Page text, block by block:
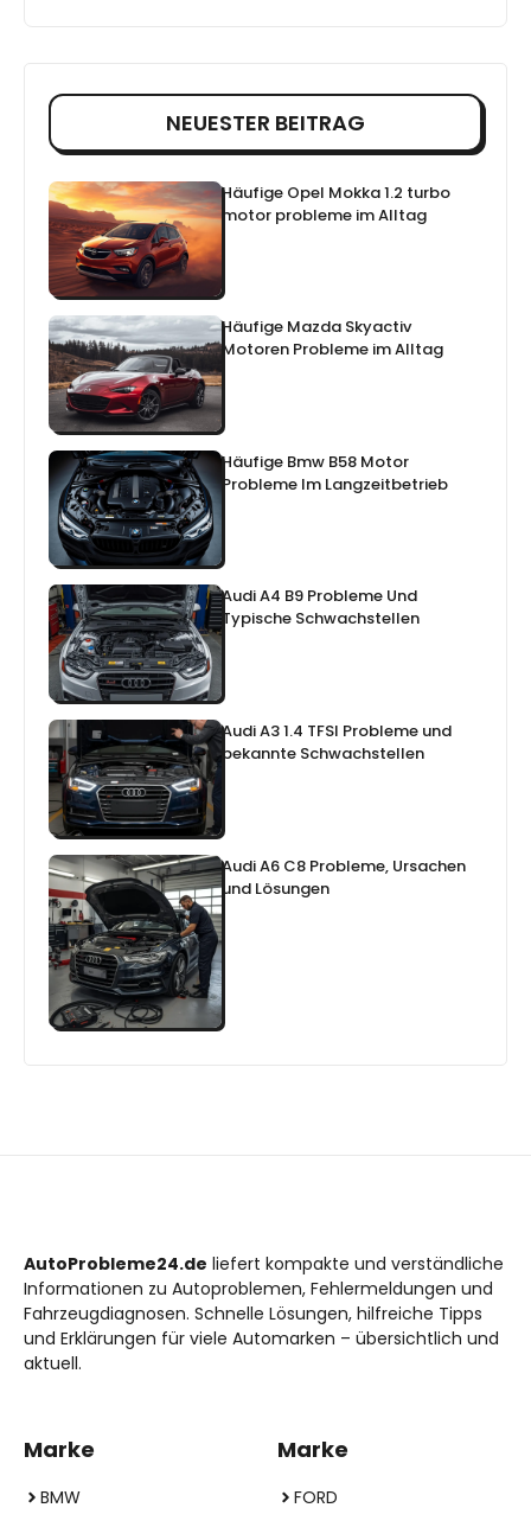
NEUESTER BEITRAG
Häufige Opel Mokka 1.2 turbo
motor probleme im Alltag
Häufige Mazda Skyactiv
Motoren Probleme im Alltag
Häufige Bmw B58 Motor
Probleme Im Langzeitbetrieb
Audi A4 B9 Probleme Und
Typische Schwachstellen
Audi A3 1.4 TFSI Probleme und
bekannte Schwachstellen
Audi A6 C8 Probleme, Ursachen
und Lösungen
AutoProbleme24.de liefert kompakte und verständliche
Informationen zu Autoproblemen, Fehlermeldungen und
Fahrzeugdiagnosen. Schnelle Lösungen, hilfreiche Tipps
und Erklärungen für viele Automarken – übersichtlich und
aktuell.
Marke
BMW
Marke
FORD